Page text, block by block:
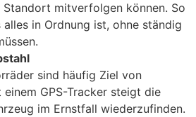
Standort mitverfolgen können. So
alles in Ordnung ist, ohne ständig
sind häufig Ziel von
einem GPS-Tracker steigt die
im Ernstfall wiederzufinden.